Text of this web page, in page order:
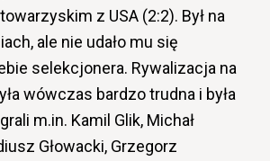
z USA (2:2). Był na
ale nie udało mu się
selekcjonera. Rywalizacja na
wówczas bardzo trudna i była
m.in. Kamil Glik, Michał
Głowacki, Grzegorz